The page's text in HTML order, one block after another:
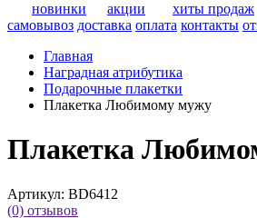
новинки акции
хиты продаж
самовывоз доставка оплата контакты
Главная
Наградная атрибутика
Подарочные плакетки
Плакетка Любимому мужу
Плакетка
Артикул: BD6412
(0) отзывов